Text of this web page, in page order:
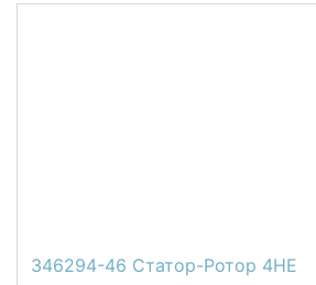
346294-46 Статор-Ротор 4HE